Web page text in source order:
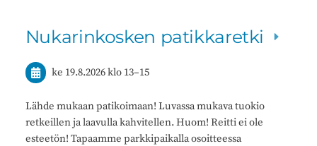
Nukarinkosken patikkaretki
ke 19.8.2026klo 13–15
Lähde mukaan patikoimaan! Luvassa mukava tuokio
retkeillen ja laavulla kahvitellen. Huom! Reitti ei ole
esteetön! Tapaamme parkkipaikalla osoitteessa